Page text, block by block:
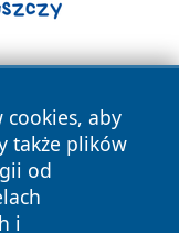
cookies, aby
także plików
od
i
prawa